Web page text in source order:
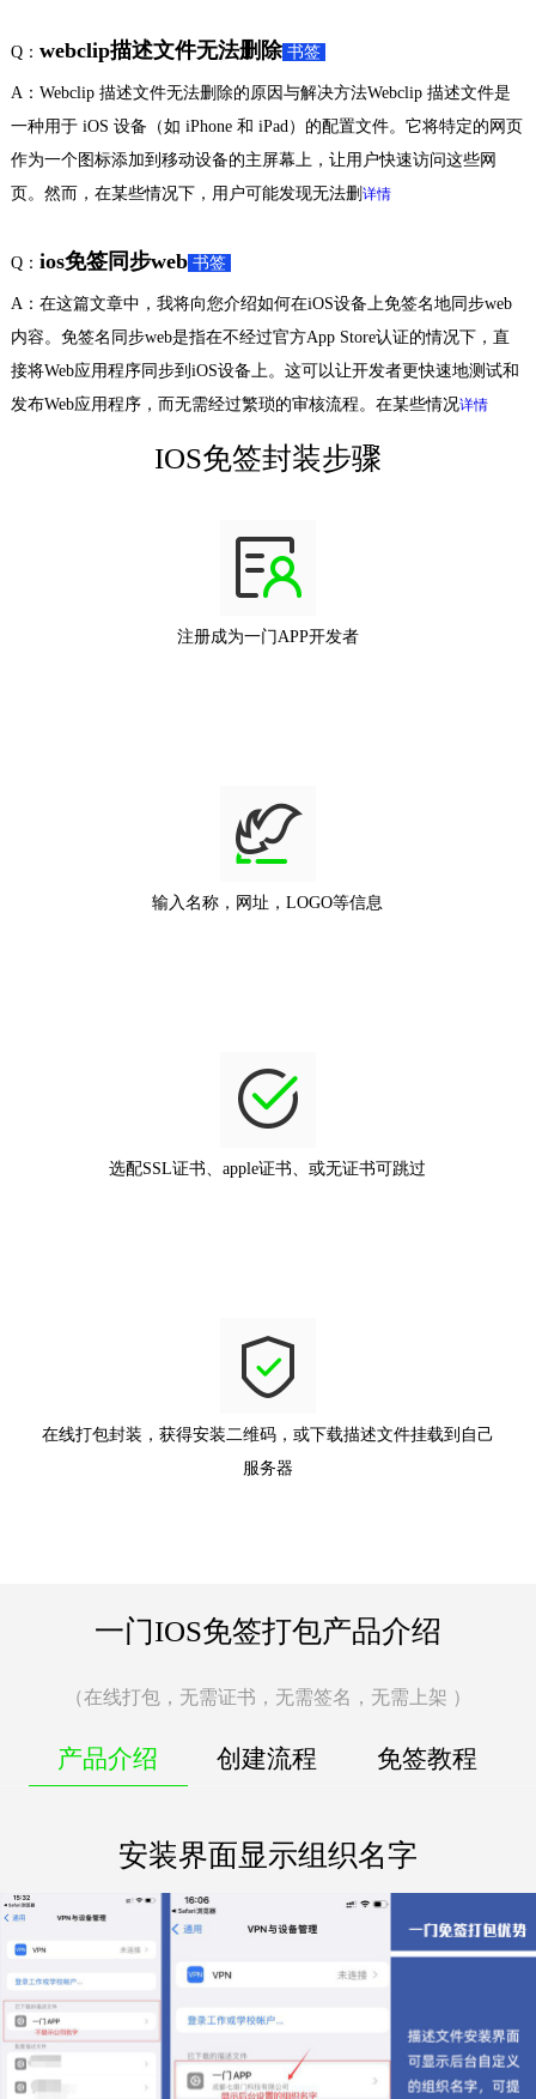
Q： webclip描述文件无法删除 书签
A：Webclip 描述文件无法删除的原因与解决方法Webclip 描述文件是
一种用于 iOS 设备（如 iPhone 和 iPad）的配置文件。它将特定的网页
作为一个图标添加到移动设备的主屏幕上，让用户快速访问这些网
页。然而，在某些情况下，用户可能发现无法删 详情
Q： ios免签同步web 书签
A：在这篇文章中，我将向您介绍如何在iOS设备上免签名地同步web
内容。免签名同步web是指在不经过官方App Store认证的情况下，直
接将Web应用程序同步到iOS设备上。这可以让开发者更快速地测试和
发布Web应用程序，而无需经过繁琐的审核流程。在某些情况详情
IOS免签封装步骤
注册成为一门APP开发者
输入名称，网址，LOGO等信息
选配SSL证书、apple证书、或无证书可跳过
在线打包封装，获得安装二维码，或下载描述文件挂载到自己
服务器
一门IOS免签打包产品介绍
（在线打包，无需证书，无需签名，无需上架 ）
产品介绍 创建流程 免签教程
安装界面显示组织名字